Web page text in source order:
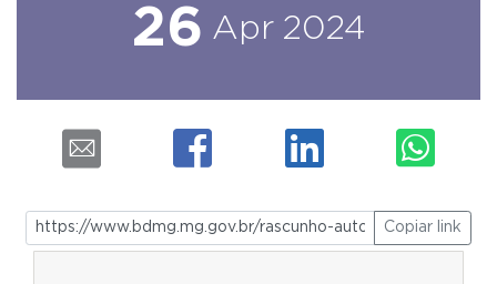
26 Apr 2024
Copiar link